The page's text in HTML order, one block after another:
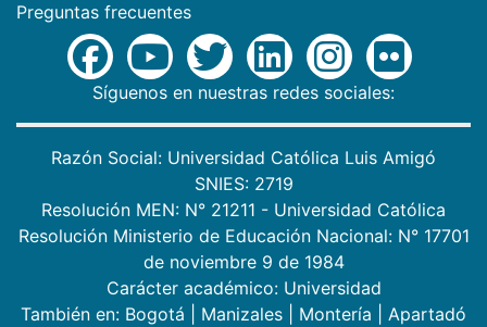
Preguntas frecuentes
Síguenos en nuestras redes sociales:
Razón Social: Universidad Católica Luis Amigó
SNIES: 2719
Resolución MEN: N° 21211 - Universidad Católica
Resolución Ministerio de Educación Nacional: N° 17701
de noviembre 9 de 1984
Carácter académico: Universidad
También en: Bogotá Manizales Montería
Apartadó